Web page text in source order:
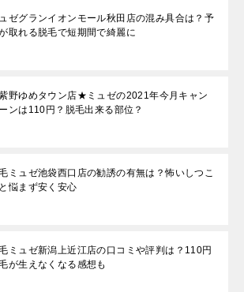
ゼグランイオンモール秋田店の混み具合は？予
取れる脱毛で短期間で綺麗に
野ゆめタウン店★ミュゼの2021年今月キャン
ンは110円？脱毛出来る部位？
ミュゼ池袋西口店の勧誘の有無は？怖いしつこ
悩まず安く安心
ミュゼ新潟上近江店の口コミや評判は？110円
が生えなくなる感想も